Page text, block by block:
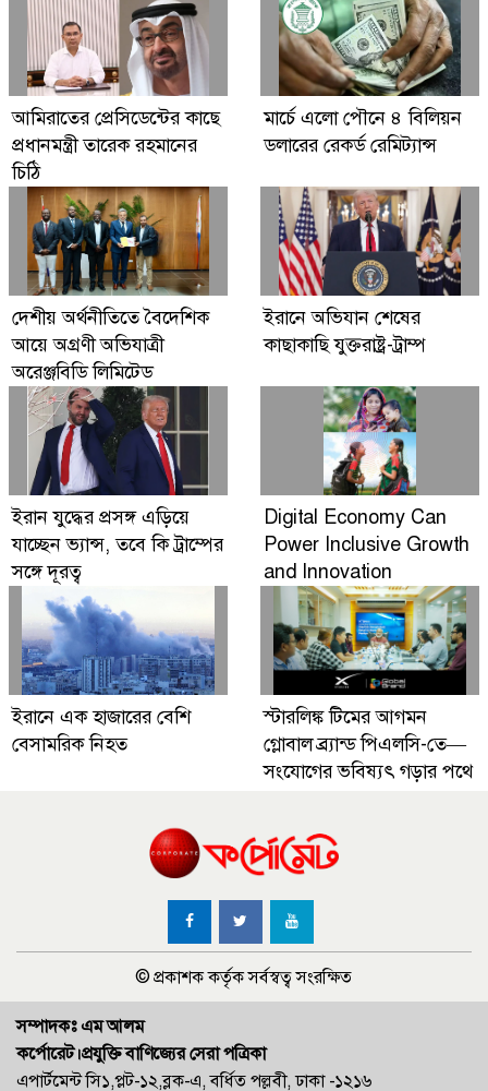
গ্লোবাল ব্র্যান্ড পিএলসি নিয়ে এলো লেনোভো ঈদ
ফেস্টিভাল অফার
Digital Economy Can Power Inclusive
Growth and Innovation
আমিরাতের প্রেসিডেন্টের কাছে
প্রধানমন্ত্রী তারেক রহমানের
চিঠি
মার্চে এলো পৌনে ৪ বিলিয়ন
ডলারের রেকর্ড রেমিট্যান্স
দেশীয় অর্থনীতিতে বৈদেশিক
আয়ে অগ্রণী অভিযাত্রী
অরেঞ্জবিডি লিমিটেড
ইরানে অভিযান শেষের
কাছাকাছি যুক্তরাষ্ট্র-ট্রাম্প
ইরান যুদ্ধের প্রসঙ্গ এড়িয়ে
যাচ্ছেন ভ্যান্স, তবে কি ট্রাম্পের
সঙ্গে দূরত্ব
Digital Economy Can
Power Inclusive Growth
and Innovation
ইরানে এক হাজারের বেশি
বেসামরিক নিহত
স্টারলিঙ্ক টিমের আগমন
গ্লোবাল ব্র্যান্ড পিএলসি-তে—
সংযোগের ভবিষ্যৎ গড়ার পথে
© প্রকাশক কর্তৃক সর্বস্বত্ব সংরক্ষিত
সম্পাদকঃ এম আলম
কর্পোরেট।প্রযুক্তি বাণিজ্যের সেরা পত্রিকা
এপার্টমেন্ট সি১,প্লট-১২,ব্লক-এ, বর্ধিত পল্লবী, ঢাকা -১২১৬